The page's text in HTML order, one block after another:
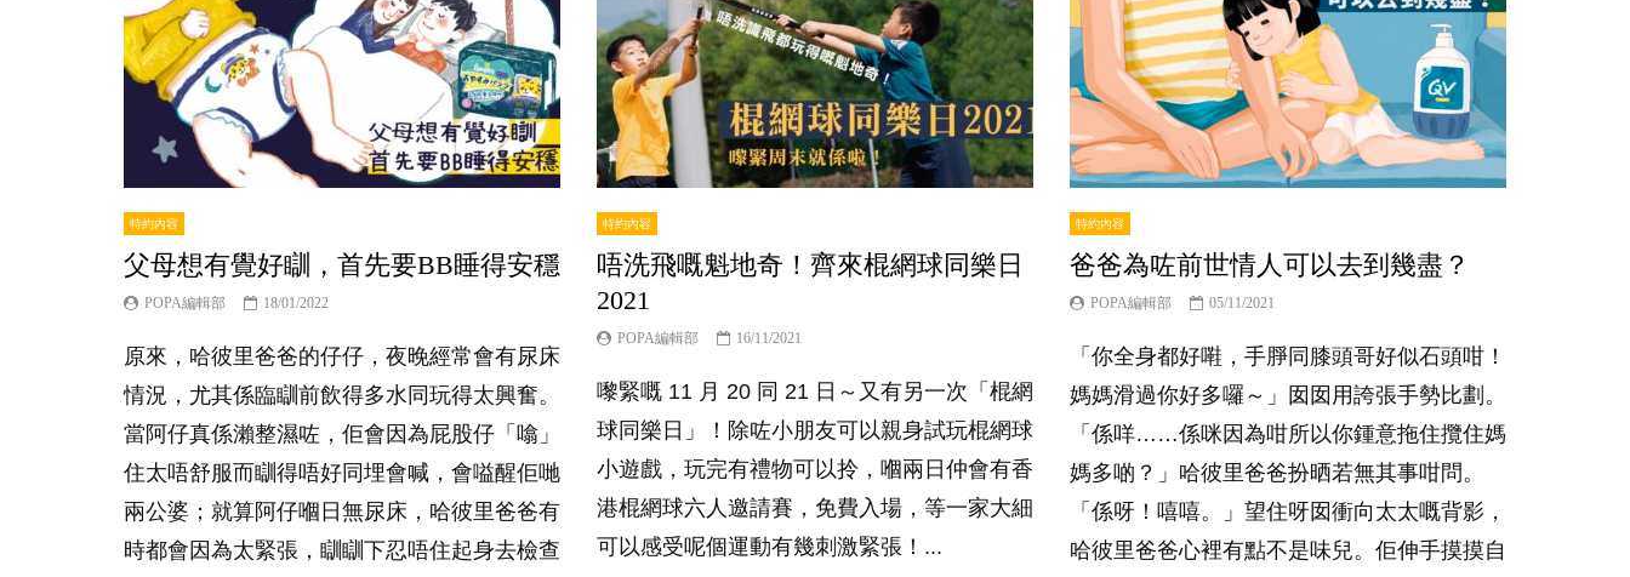
特約內容
父母想有覺好瞓，首先要BB睡得安穩
POPA編輯部 18/01/2022
原來，哈彼里爸爸的仔仔，夜晚經常會有尿床
情況，尤其係臨瞓前飲得多水同玩得太興奮。
當阿仔真係瀨整濕咗，佢會因為屁股仔「噏」
住太唔舒服而瞓得唔好同埋會喊，會嗌醒佢哋
兩公婆；就算阿仔嗰日無尿床，哈彼里爸爸有
時都會因為太緊張，瞓瞓下忍唔住起身去檢查
特約內容
唔洗飛嘅魁地奇！齊來棍網球同樂日
2021
POPA編輯部 16/11/2021
嚟緊嘅 11 月 20 同 21 日～又有另一次「棍網
球同樂日」！除咗小朋友可以親身試玩棍網球
小遊戲，玩完有禮物可以拎，嗰兩日仲會有香
港棍網球六人邀請賽，免費入場，等一家大細
可以感受呢個運動有幾刺激緊張！...
特約內容
爸爸為咗前世情人可以去到幾盡？
POPA編輯部 05/11/2021
「你全身都好嚡，手㬹同膝頭哥好似石頭咁！
媽媽滑過你好多囉～」囡囡用誇張手勢比劃。
「係咩……係咪因為咁所以你鍾意拖住攬住媽
媽多啲？」哈彼里爸爸扮晒若無其事咁問。
「係呀！嘻嘻。」望住呀囡衝向太太嘅背影，
哈彼里爸爸心裡有點不是味兒。佢伸手摸摸自